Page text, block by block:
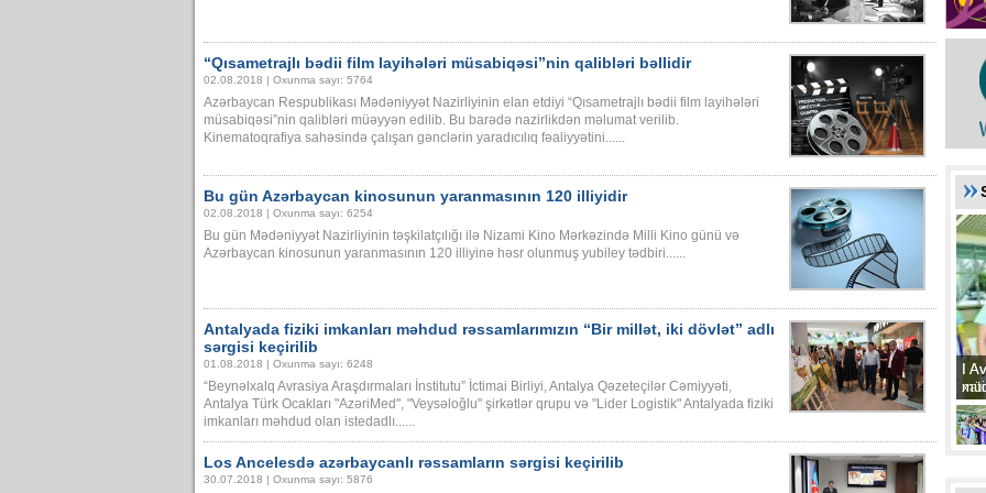
“Qısametrajlı bədii film layihələri müsabiqəsi”nin qalibləri bəllidir
02.08.2018 | Oxunma sayı: 5764
Azərbaycan Respublikası Mədəniyyət Nazirliyinin elan etdiyi “Qısametrajlı bədii film layihələri
müsabiqəsi”nin qalibləri müəyyən edilib. Bu barədə nazirlikdən məlumat verilib.
Kinematoqrafiya sahəsində çalışan gənclərin yaradıcılıq fəaliyyətini......
Bu gün Azərbaycan kinosunun yaranmasının 120 illiyidir
02.08.2018 | Oxunma sayı: 6254
Bu gün Mədəniyyət Nazirliyinin təşkilatçılığı ilə Nizami Kino Mərkəzində Milli Kino günü və
Azərbaycan kinosunun yaranmasının 120 illiyinə həsr olunmuş yubiley tədbiri......
Antalyada fiziki imkanları məhdud rəssamlarımızın “Bir millət, iki dövlət” adlı
sərgisi keçirilib
01.08.2018 | Oxunma sayı: 6248
“Beynəlxalq Avrasiya Araşdırmaları İnstitutu” İctimai Birliyi, Antalya Qəzeteçilər Cəmiyyəti,
Antalya Türk Ocakları "AzəriMed", "Veysəloğlu" şirkətlər qrupu və "Lider Logistik" Antalyada fiziki
imkanları məhdud olan istedadlı......
Los Ancelesdə azərbaycanlı rəssamların sərgisi keçirilib
30.07.2018 | Oxunma sayı: 5876
II